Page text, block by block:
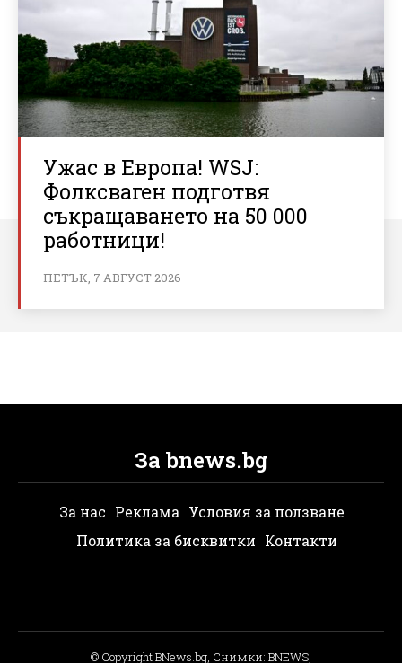
Ужас в Европа! WSJ:
Фолксваген подготвя
съкращаването на 50 000
работници!
ПЕТЪК, 7 АВГУСТ 2026
За bnews.bg
За нас Реклама Условия за ползване
Политика за бисквитки Контакти
© Copyright BNews.bg, Снимки: BNEWS,